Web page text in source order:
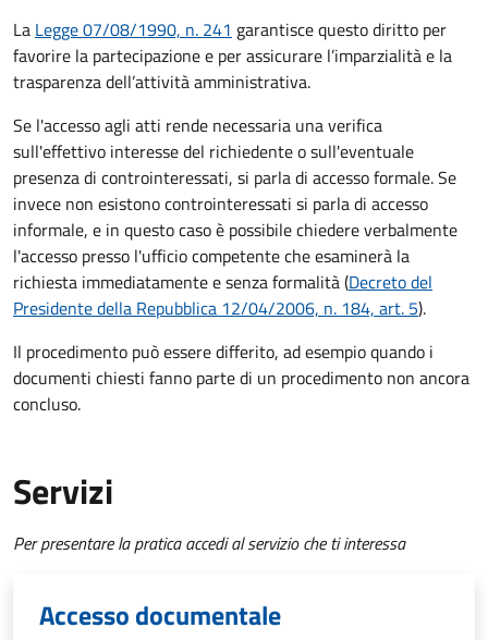
La Legge 07/08/1990, n. 241 garantisce questo diritto per
favorire la partecipazione e per assicurare l’imparzialità e la
trasparenza dell’attività amministrativa.
Se l'accesso agli atti rende necessaria una verifica
sull'effettivo interesse del richiedente o sull'eventuale
presenza di controinteressati, si parla di accesso formale. Se
invece non esistono controinteressati si parla di accesso
informale, e in questo caso è possibile chiedere verbalmente
l'accesso presso l'ufficio competente che esaminerà la
richiesta immediatamente e senza formalità (Decreto del
Presidente della Repubblica 12/04/2006, n. 184, art. 5).
Il procedimento può essere differito, ad esempio quando i
documenti chiesti fanno parte di un procedimento non ancora
concluso.
Servizi
Per presentare la pratica accedi al servizio che ti interessa
Accesso documentale